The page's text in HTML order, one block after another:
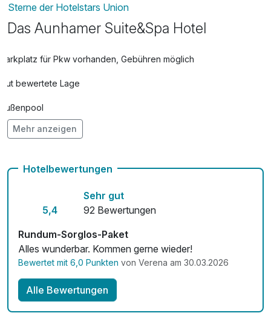
Hot Stone – Ganzkörpermassage
pro Person (60 Minuten)
pro Person (30 Minuten)
Klassische Fußmassage
Kokos-Zitronen-Peeling
Lomi Lomi Nui Massage 99,00 €
Meersalz-Peeling
Obstkorb
pro Zimmer
Ohrkerzenbehandlung
pro Person (30 Minuten)
Sterne der Hotelstars Union
Das Aunhamer Suite&Spa Hotel
Parkplatz für Pkw vorhanden, Gebühren möglich
Gut bewertete Lage
Außenpool
Adults only
Fitnessgeräte stehen bereit
Kostenloses W-LAN
Mit Hotelbar
Mehr anzeigen
Hotelbewertungen
5,4
Sehr gut
92 Bewertungen
Rundum-Sorglos-Paket
Alles wunderbar. Kommen gerne wieder!
Bewertet mit 6,0 Punkten von Verena am 30.03.2026
Alle Bewertungen